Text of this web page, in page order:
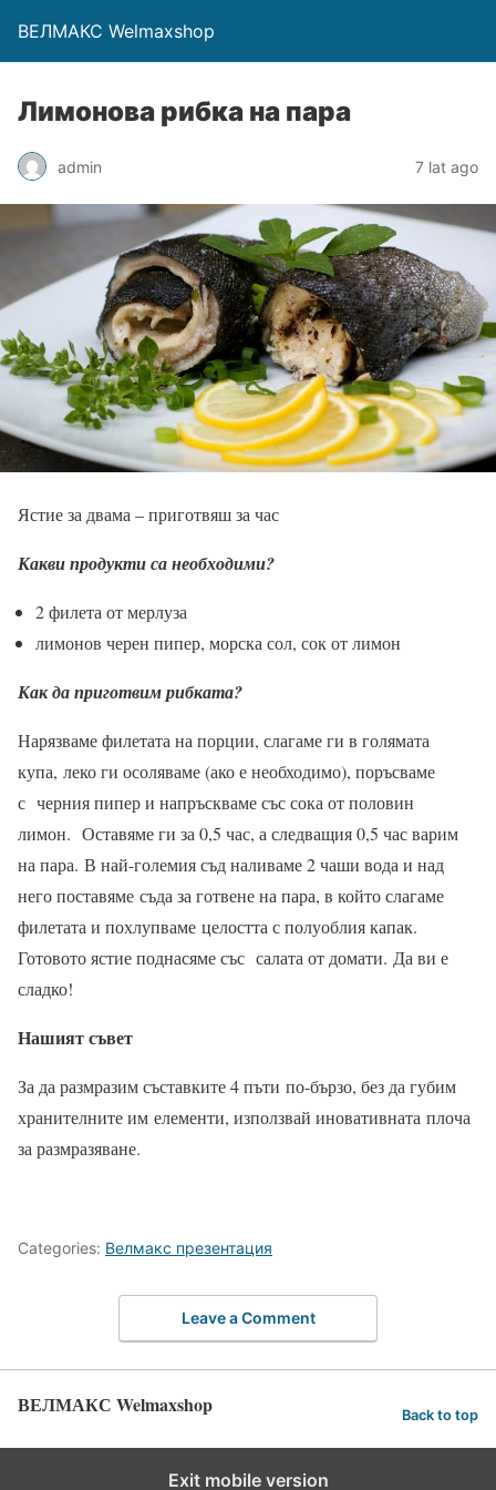
ВЕЛМАКС Welmaxshop
Лимонова рибка на пара
admin 7 lat ago
Ястие за двама – приготвяш за час
Какви продукти са необходими?
2 филета от мерлуза
лимонов черен пипер, морска сол, сок от лимон
Как да приготвим рибката?
Нарязваме филетата на порции, слагаме ги в голямата
купа, леко ги осоляваме (ако е необходимо), поръсваме
с черния пипер и напръскваме със сока от половин
лимон. Оставяме ги за 0,5 час, а следващия 0,5 час варим
на пара. В най-големия съд наливаме 2 чаши вода и над
него поставяме съда за готвене на пара, в който слагаме
филетата и похлупваме целостта с полуоблия капак.
Готовото ястие поднасяме със салата от домати. Да ви е
сладко!
Нашият съвет
За да размразим съставките 4 пъти по-бързо, без да губим
хранителните им елементи, използвай иновативната плоча
за размразяване.
Categories: Велмакс презентация
Leave a Comment
ВЕЛМАКС Welmaxshop Back to top
Exit mobile version